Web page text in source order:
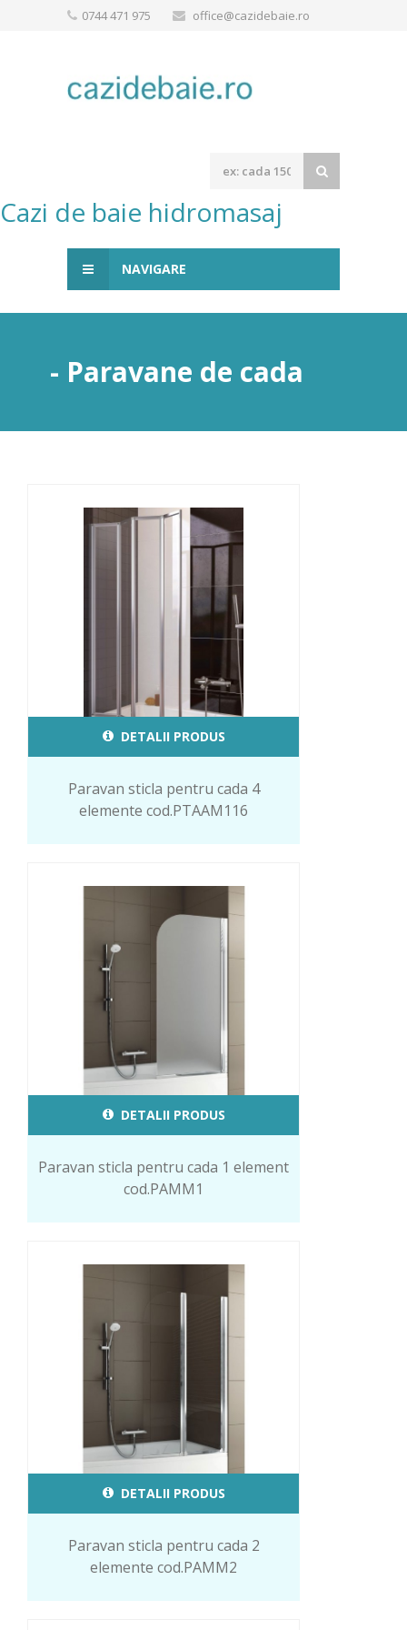
0744 471 975 office@cazidebaie.ro
Cazi de baie hidromasaj
NAVIGARE
- Paravane de cada
DETALII PRODUS
Paravan sticla pentru cada 4
elemente cod.PTAAM116
DETALII PRODUS
Paravan sticla pentru cada 1 element
cod.PAMM1
DETALII PRODUS
Paravan sticla pentru cada 2
elemente cod.PAMM2